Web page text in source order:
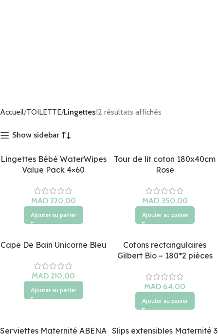
Accueil TOILETTE Lingettes12 résultats affichés
Show sidebar
Lingettes Bébé WaterWipes
Value Pack 4×60
MAD
Ajouter au panier
Tour de lit coton 180x40cm
Rose
MAD
Ajouter au panier
Cape De Bain Unicorne Bleu
MAD
Ajouter au panier
Cotons rectangulaires
Gilbert Bio – 180*2 pièces
MAD
Ajouter au panier
Serviettes Maternité ABENA Slips extensibles Maternité 3